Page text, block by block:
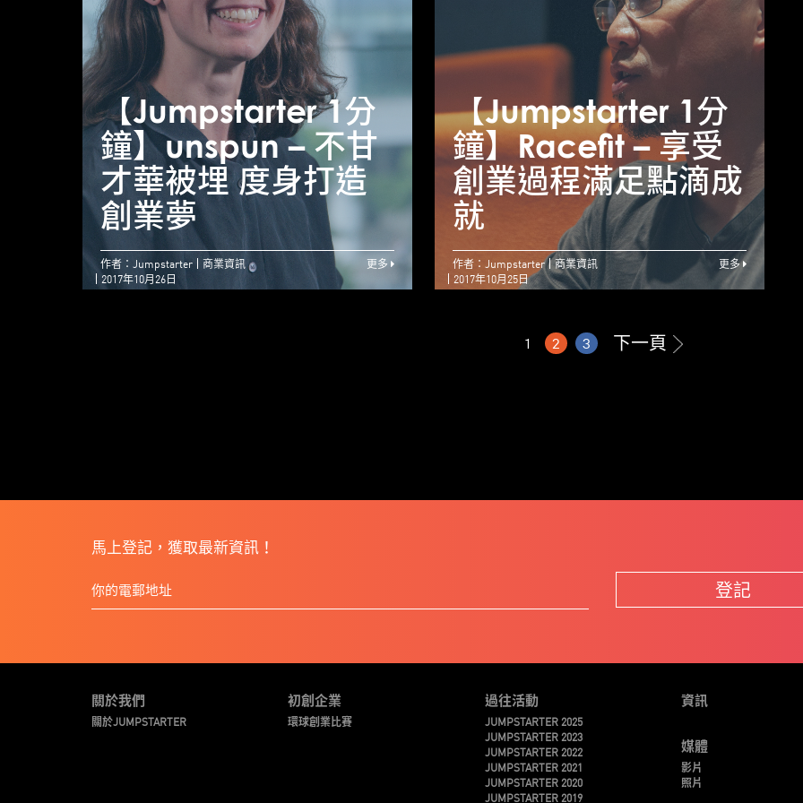
【Jumpstarter 1分
鐘】unspun – 不甘
才華被埋 度身打造
創業夢
【Jumpstarter 1分
鐘】unspun – 不甘
才華被埋 度身打造
創業夢
作者：Jumpstarter
商業資訊
2017年10月26日
更多
【Jumpstarter 1分
鐘】Racefit – 享受
創業過程滿足點滴成
就
作者：Jumpstarter
商業資訊
2017年10月25日
更多
1 2 3 下一頁
馬上登記，獲取最新資訊！
登記
關於我們
關於JUMPSTARTER
初創企業
環球創業比賽
過往活動
JUMPSTARTER 2025
JUMPSTARTER 2023
JUMPSTARTER 2022
JUMPSTARTER 2021
JUMPSTARTER 2020
JUMPSTARTER 2019
資訊
媒體
影片
照片